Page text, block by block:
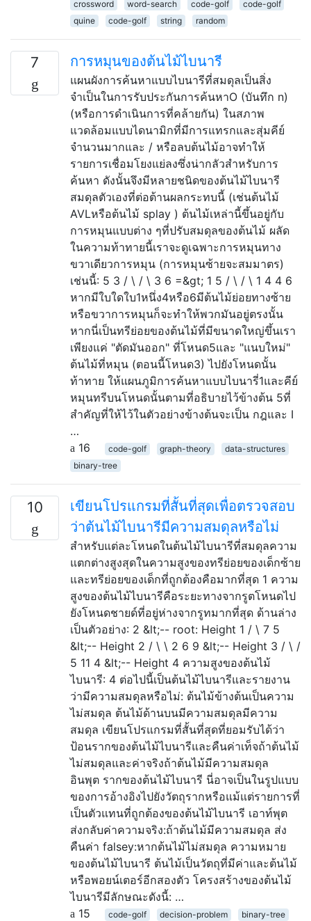
crossword word-search code-golf
code-golf
quine
code-golf string random
7 การหมุนของต้นไม้ไบนารี
แผนผังการค้นหาแบบไบนารีที่สมดุลเป็นสิ่ง
จำเป็นในการรับประกันการค้นหาO (บันทึก n)
(หรือการดำเนินการที่คล้ายกัน) ในสภาพ
แวดล้อมแบบไดนามิกที่มีการแทรกและสุ่มคีย์
จำนวนมากและ / หรือลบต้นไม้อาจทำให้
รายการเชื่อมโยงแย่ลงซึ่งน่ากลัวสำหรับการ
ค้นหา ดังนั้นจึงมีหลายชนิดของต้นไม้ไบนารี
สมดุลตัวเองที่ต่อต้านผลกระทบนี้ (เช่นต้นไม้
AVLหรือต้นไม้ splay ) ต้นไม้เหล่านี้ขึ้นอยู่กับ
การหมุนแบบต่าง ๆที่ปรับสมดุลของต้นไม้ ผลัด
ในความท้าทายนี้เราจะดูเฉพาะการหมุนทาง
ขวาเดียวการหมุน (การหมุนซ้ายจะสมมาตร)
เช่นนี้: 5 3 / \ / \ 3 6 =&gt; 1 5 / \ / \ 1 4 4 6
หากมีใบใดใบ1หนึ่ง4หรือ6มีต้นไม้ย่อยทางซ้าย
หรือขวาการหมุนก็จะทำให้พวกมันอยู่ตรงนั้น
หากนี่เป็นทรีย่อยของต้นไม้ที่มีขนาดใหญ่ขึ้นเรา
เพียงแค่ "ตัดมันออก" ที่โหนด5และ "แนบใหม่"
ต้นไม้ที่หมุน (ตอนนี้โหนด3) ไปยังโหนดนั้น
ท้าทาย ให้แผนภูมิการค้นหาแบบไบนารี่1และคีย์
หมุนทรีบนโหนดนั้นตามที่อธิบายไว้ข้างต้น 5ที่
สำคัญที่ให้ไว้ในตัวอย่างข้างต้นจะเป็น กฎและ I
…
16
code-golf graph-theory
data-structures
binary-tree
10
เขียนโปรแกรมที่สั้นที่สุดเพื่อตรวจสอบ
ว่าต้นไม้ไบนารีมีความสมดุลหรือไม่
สำหรับแต่ละโหนดในต้นไม้ไบนารีที่สมดุลความ
แตกต่างสูงสุดในความสูงของทรีย่อยของเด็กซ้าย
และทรีย่อยของเด็กที่ถูกต้องคือมากที่สุด 1 ความ
สูงของต้นไม้ไบนารีคือระยะทางจากรูตโหนดไป
ยังโหนดชายด์ที่อยู่ห่างจากรูทมากที่สุด ด้านล่าง
เป็นตัวอย่าง: 2 &lt;-- root: Height 1 / \ 7 5
&lt;-- Height 2 / \ \ 2 6 9 &lt;-- Height 3 / \ /
5 11 4 &lt;-- Height 4 ความสูงของต้นไม้
ไบนารี: 4 ต่อไปนี้เป็นต้นไม้ไบนารีและรายงาน
ว่ามีความสมดุลหรือไม่: ต้นไม้ข้างต้นเป็นความ
ไม่สมดุล ต้นไม้ด้านบนมีความสมดุลมีความ
สมดุล เขียนโปรแกรมที่สั้นที่สุดที่ยอมรับได้ว่า
ป้อนรากของต้นไม้ไบนารีและคืนค่าเท็จถ้าต้นไม้
ไม่สมดุลและค่าจริงถ้าต้นไม้มีความสมดุล
อินพุต รากของต้นไม้ไบนารี นี่อาจเป็นในรูปแบบ
ของการอ้างอิงไปยังวัตถุรากหรือแม้แต่รายการที่
เป็นตัวแทนที่ถูกต้องของต้นไม้ไบนารี เอาท์พุต
ส่งกลับค่าความจริง:ถ้าต้นไม้มีความสมดุล ส่ง
คืนค่า falsey:หากต้นไม้ไม่สมดุล ความหมาย
ของต้นไม้ไบนารี ต้นไม้เป็นวัตถุที่มีค่าและต้นไม้
หรือพอยน์เตอร์อีกสองตัว โครงสร้างของต้นไม้
ไบนารีมีลักษณะดังนี้: …
15
code-golf decision-problem
binary-tree